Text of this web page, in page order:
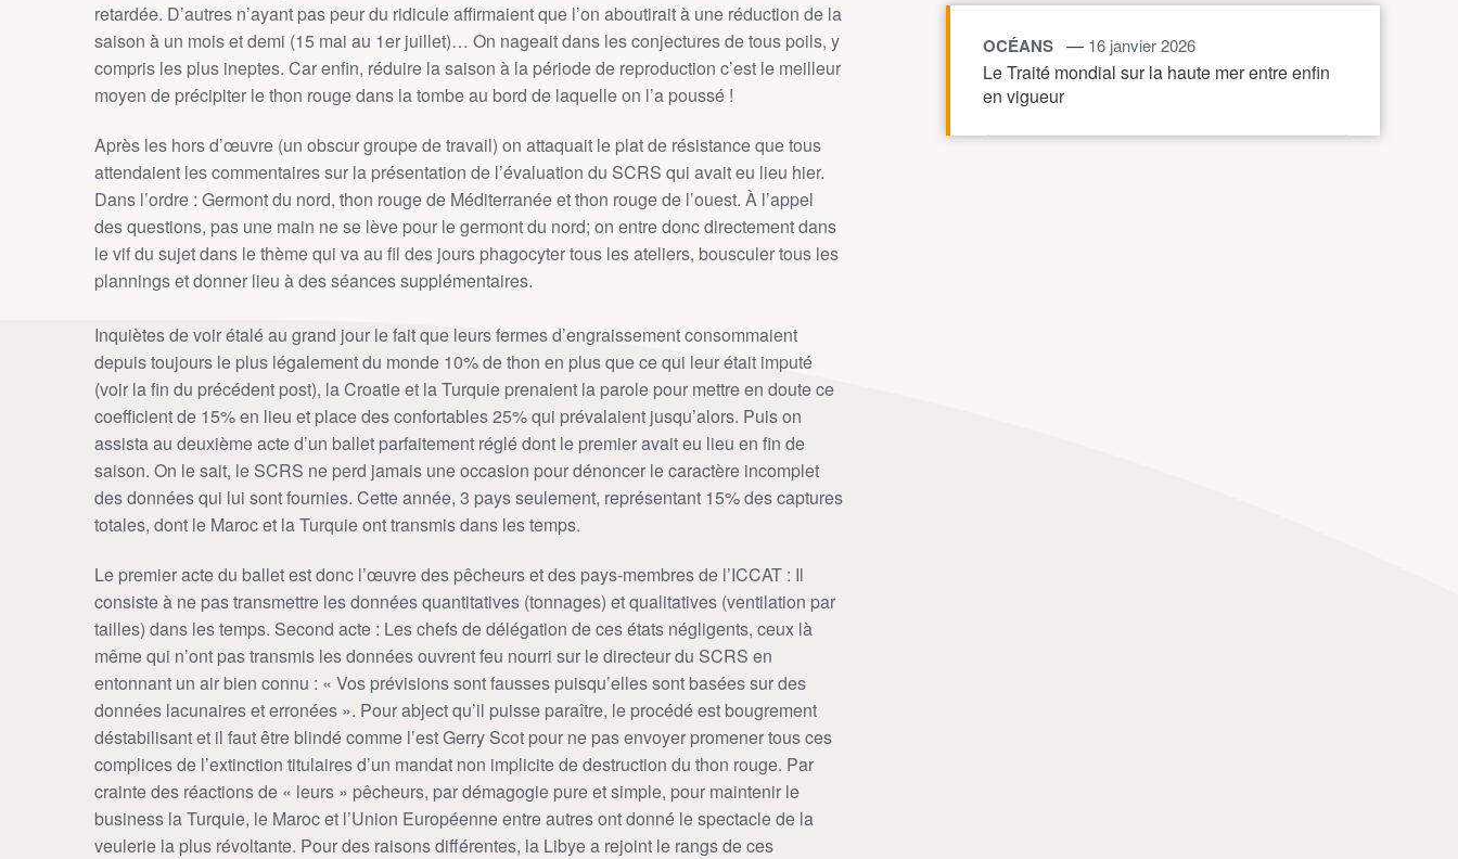
retardée. D’autres n’ayant pas peur du ridicule affirmaient que l’on aboutirait à une réduction de la
saison à un mois et demi (15 mai au 1er juillet)… On nageait dans les conjectures de tous poils, y
compris les plus ineptes. Car enfin, réduire la saison à la période de reproduction c’est le meilleur
moyen de précipiter le thon rouge dans la tombe au bord de laquelle on l’a poussé !
Après les hors d’œuvre (un obscur groupe de travail) on attaquait le plat de résistance que tous
attendaient les commentaires sur la présentation de l’évaluation du SCRS qui avait eu lieu hier.
Dans l’ordre : Germont du nord, thon rouge de Méditerranée et thon rouge de l’ouest. À l’appel
des questions, pas une main ne se lève pour le germont du nord; on entre donc directement dans
le vif du sujet dans le thème qui va au fil des jours phagocyter tous les ateliers, bousculer tous les
plannings et donner lieu à des séances supplémentaires.
Inquiètes de voir étalé au grand jour le fait que leurs fermes d’engraissement consommaient
depuis toujours le plus légalement du monde 10% de thon en plus que ce qui leur était imputé
(voir la fin du précédent post), la Croatie et la Turquie prenaient la parole pour mettre en doute ce
coefficient de 15% en lieu et place des confortables 25% qui prévalaient jusqu’alors. Puis on
assista au deuxième acte d’un ballet parfaitement réglé dont le premier avait eu lieu en fin de
saison. On le sait, le SCRS ne perd jamais une occasion pour dénoncer le caractère incomplet
des données qui lui sont fournies. Cette année, 3 pays seulement, représentant 15% des captures
totales, dont le Maroc et la Turquie ont transmis dans les temps.
Le premier acte du ballet est donc l’œuvre des pêcheurs et des pays-membres de l’ICCAT : Il
consiste à ne pas transmettre les données quantitatives (tonnages) et qualitatives (ventilation par
tailles) dans les temps. Second acte : Les chefs de délégation de ces états négligents, ceux là
même qui n’ont pas transmis les données ouvrent feu nourri sur le directeur du SCRS en
entonnant un air bien connu : « Vos prévisions sont fausses puisqu’elles sont basées sur des
données lacunaires et erronées ». Pour abject qu’il puisse paraître, le procédé est bougrement
déstabilisant et il faut être blindé comme l’est Gerry Scot pour ne pas envoyer promener tous ces
complices de l’extinction titulaires d’un mandat non implicite de destruction du thon rouge. Par
crainte des réactions de « leurs » pêcheurs, par démagogie pure et simple, pour maintenir le
business la Turquie, le Maroc et l’Union Européenne entre autres ont donné le spectacle de la
veulerie la plus révoltante. Pour des raisons différentes, la Libye a rejoint le rangs de ces
OCÉANS — 16 janvier 2026
Le Traité mondial sur la haute mer entre enfin
en vigueur